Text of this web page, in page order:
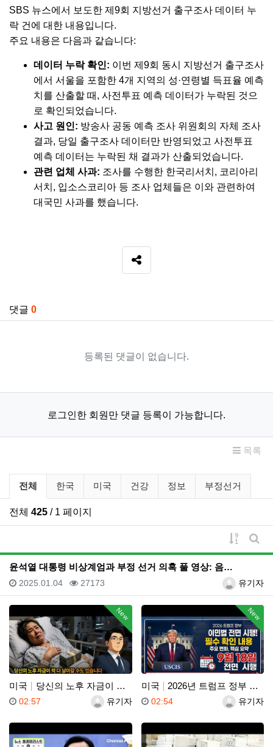
SBS 뉴스에서 보도한 제9회 지방선거 출구조사 데이터 누
락 건에 대한 내용입니다.
주요 내용은 다음과 같습니다:
데이터 누락 확인: 이번 제9회 동시 지방선거 출구조사
에서 서울을 포함한 4개 지역의 성·연령별 득표율 예측
치를 산출할 때, 사전투표 예측 데이터가 누락된 것으
로 확인되었습니다.
사고 원인: 방송사 공동 예측 조사 위원회의 자체 조사
결과, 당일 출구조사 데이터만 반영되었고 사전투표
예측 데이터는 누락된 채 결과가 산출되었습니다.
관련 업체 사과: 조사를 수행한 한국리서치, 코리아리
서치, 입소스코리아 등 조사 업체들은 이와 관련하여
대국민 사과를 했습니다.
SNS 공유
댓글 0
등록된 댓글이 없습니다.
로그인한 회원만 댓글 등록이 가능합니다.
목록
유튜브 뉴스 분류 목록
전체 한국 미국 건강 정보 부정선거
전체 425 / 1 페이지
게시물
게
윤석열 대통령 비상계엄과 부정 선거 의혹 풀 영상: 음…
등록자유기자
등록일
2025.01.04 조회
27173
New
미국 당신의 노후 자금이 싹 다 날아갈 수도 있습니다, 롱텀…
등록자유기자
등록일
02:57
New
미국 2026년 트럼프 정부 이민법 전면 시행 꼭 알아야 할…
등록자유기자
등록일
02:54